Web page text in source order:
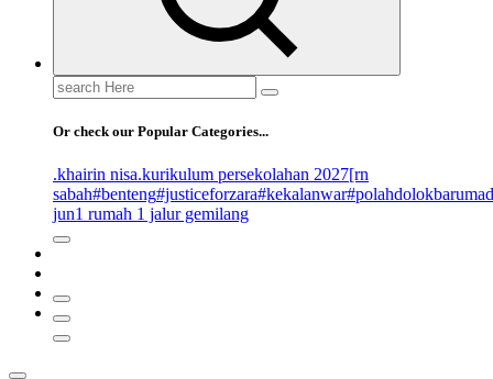
Search
for:
Or check our Popular Categories...
.khairin nisa.kurikulum persekolahan 2027[rn
sabah#benteng#justiceforzara#kekalanwar
jun1 rumah 1 jalur gemilang